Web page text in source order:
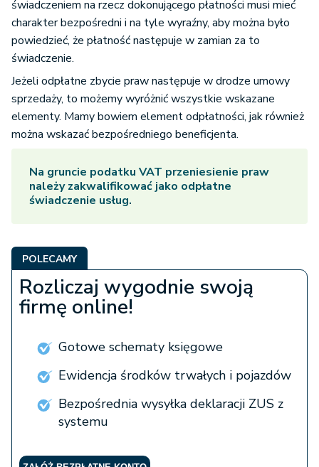
świadczeniem na rzecz dokonującego płatności musi mieć
charakter bezpośredni i na tyle wyraźny, aby można było
powiedzieć, że płatność następuje w zamian za to
świadczenie.
Jeżeli odpłatne zbycie praw następuje w drodze umowy
sprzedaży, to możemy wyróżnić wszystkie wskazane
elementy. Mamy bowiem element odpłatności, jak również
można wskazać bezpośredniego beneficjenta.
Na gruncie podatku VAT przeniesienie praw
należy zakwalifikować jako odpłatne
świadczenie usług.
POLECAMY
Rozliczaj wygodnie swoją
firmę online!
Gotowe schematy księgowe
Ewidencja środków trwałych i pojazdów
Bezpośrednia wysyłka deklaracji ZUS z
systemu